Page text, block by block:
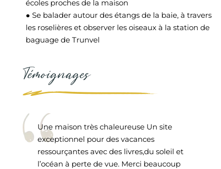
écoles proches de la maison
● Se balader autour des étangs de la baie, à travers
les roselières et observer les oiseaux à la station de
baguage de Trunvel
Témoignages
Une maison très chaleureuse Un site
exceptionnel pour des vacances
ressourçantes avec des livres,du soleil et
l’océan à perte de vue. Merci beaucoup